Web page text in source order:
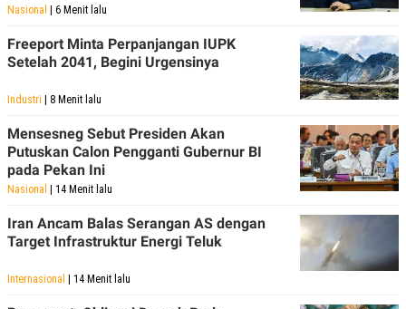
Nasional | 6 Menit lalu
Freeport Minta Perpanjangan IUPK
Setelah 2041, Begini Urgensinya
Industri | 8 Menit lalu
Mensesneg Sebut Presiden Akan
Putuskan Calon Pengganti Gubernur BI
pada Pekan Ini
Nasional | 14 Menit lalu
Iran Ancam Balas Serangan AS dengan
Target Infrastruktur Energi Teluk
Internasional | 14 Menit lalu